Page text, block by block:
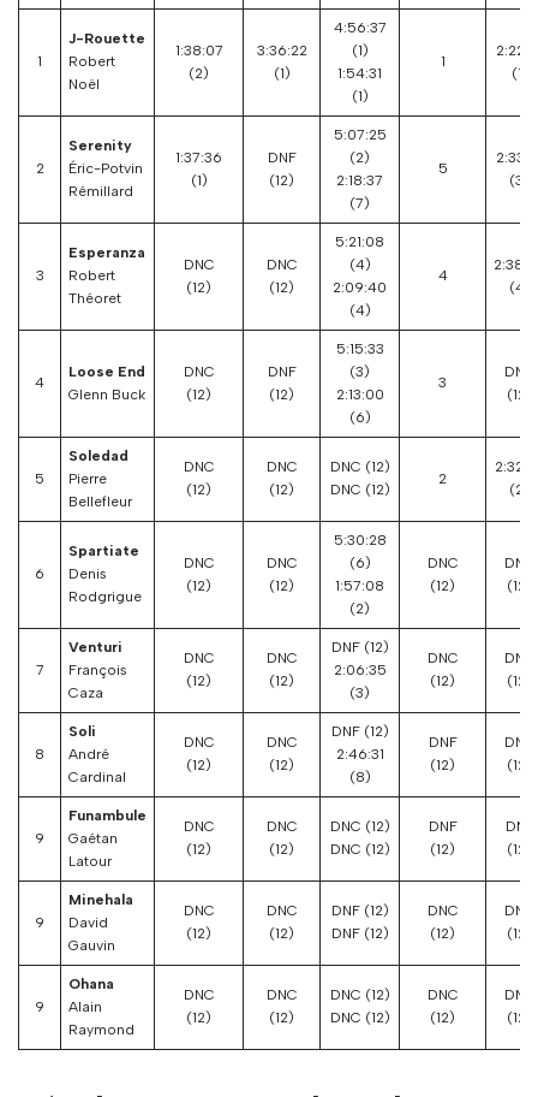
1
J-Rouette
Robert
Noël
1:38:07
(2)
3:36:22
(1)
4:56:37
(1)
1:54:31
(1)
1
(1)
2
Serenity
Éric-Potvin
Rémillard
1:37:36
(1)
DNF
(12)
5:07:25
(2)
2:18:37
(7)
5
(3)
3
Esperanza
Robert
Théoret
DNC
(12)
DNC
(12)
5:21:08
(4)
2:09:40
(4)
4
(4)
4
Loose End
Glenn Buck
DNC
(12)
DNF
(12)
5:15:33
(3)
2:13:00
(6)
3
DNC
(12)
5
Soledad
Pierre
Bellefleur
DNC
(12)
DNC
(12)
DNC (12)
DNC (12)
2
(2)
6
Spartiate
Denis
Rodgrigue
DNC
(12)
DNC
(12)
5:30:28
(6)
1:57:08
(2)
DNC
(12)
DNC
(12)
7
Venturi
François
Caza
DNC
(12)
DNC
(12)
DNF (12)
2:06:35
(3)
DNC
(12)
DNC
(12)
8
Soli
André
Cardinal
DNC
(12)
DNC
(12)
DNF (12)
2:46:31
(8)
DNF
(12)
DNC
(12)
9
Funambule
Gaétan
Latour
DNC
(12)
DNC
(12)
DNC (12)
DNC (12)
DNF
(12)
DNF
(12)
9
Minehala
David
Gauvin
DNC
(12)
DNC
(12)
DNF (12)
DNF (12)
DNC
(12)
DNC
(12)
9
Ohana
Alain
Raymond
DNC
(12)
DNC
(12)
DNC (12)
DNC (12)
DNC
(12)
DNC
(12)